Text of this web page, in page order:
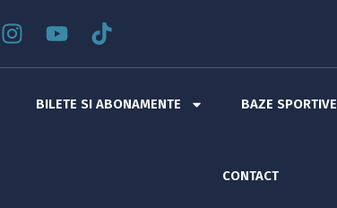
BILETE SI ABONAMENTE BAZE SPORTIVE
CONTACT